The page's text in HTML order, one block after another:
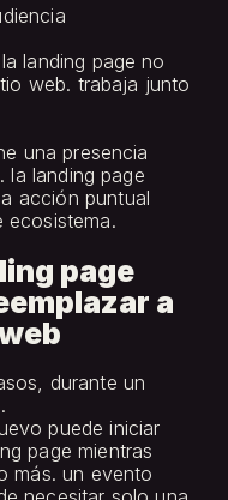
landing page no
web. trabaja junto
una presencia
la landing page
acción puntual
ecosistema.
page
a
durante un
puede iniciar
page mientras
más. un evento